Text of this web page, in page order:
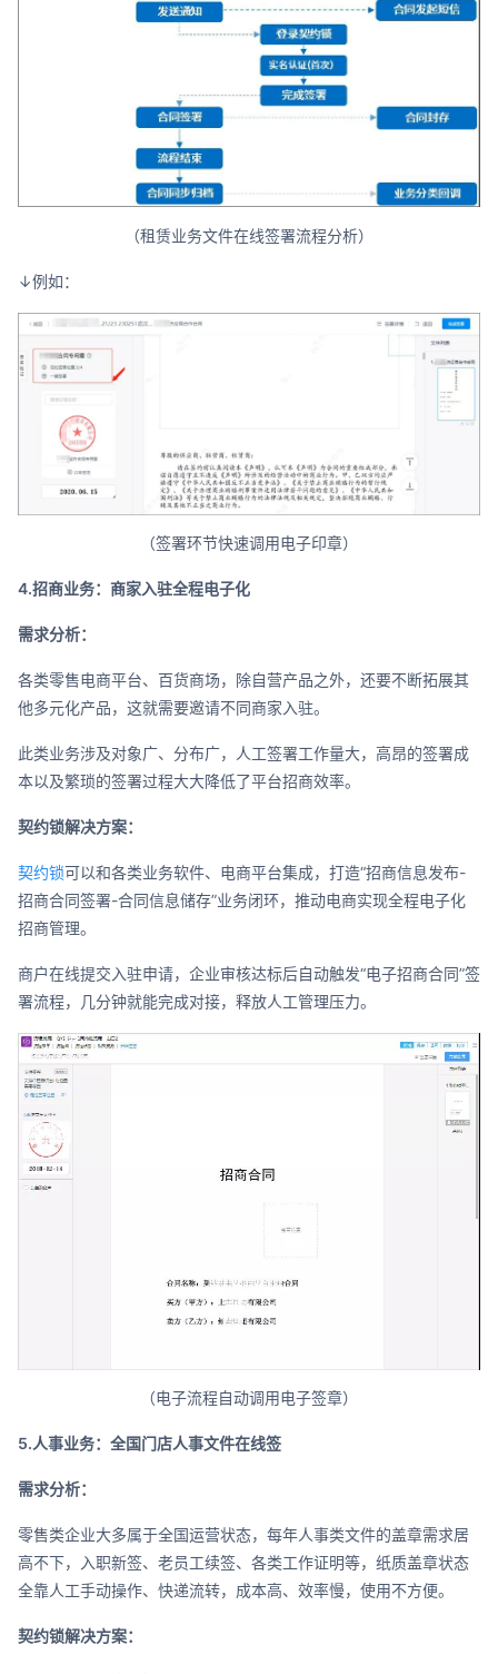
（租赁业务文件在线签署流程分析）
↓例如：
（签署环节快速调用电子印章）
4.招商业务：商家入驻全程电子化
需求分析：
各类零售电商平台、百货商场，除自营产品之外，还要不断拓展其
他多元化产品，这就需要邀请不同商家入驻。
此类业务涉及对象广、分布广，人工签署工作量大，高昂的签署成
本以及繁琐的签署过程大大降低了平台招商效率。
契约锁解决方案：
契约锁可以和各类业务软件、电商平台集成，打造“招商信息发布-
招商合同签署-合同信息储存”业务闭环，推动电商实现全程电子化
招商管理。
商户在线提交入驻申请，企业审核达标后自动触发“电子招商合同”签
署流程，几分钟就能完成对接，释放人工管理压力。
（电子流程自动调用电子签章）
5.人事业务：全国门店人事文件在线签
需求分析：
零售类企业大多属于全国运营状态，每年人事类文件的盖章需求居
高不下，入职新签、老员工续签、各类工作证明等，纸质盖章状态
全靠人工手动操作、快递流转，成本高、效率慢，使用不方便。
契约锁解决方案：